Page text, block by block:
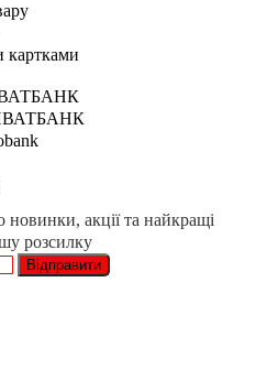
картками
акції та найкращі
розсилку
Відправити